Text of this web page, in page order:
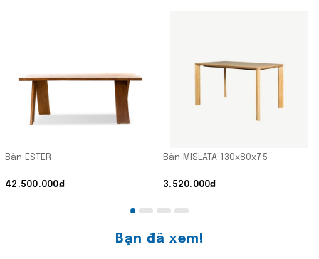
Bàn ESTER
42.500.000₫
Bàn MISLATA 130x80x75
3.520.000₫
Bạn đã xem!